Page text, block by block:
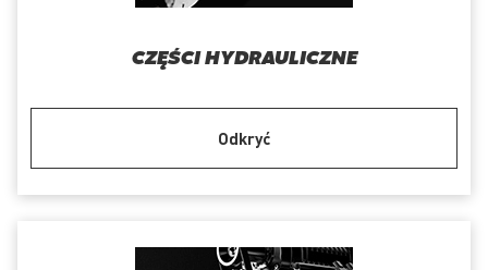
CZĘŚCI HYDRAULICZNE
Odkryć